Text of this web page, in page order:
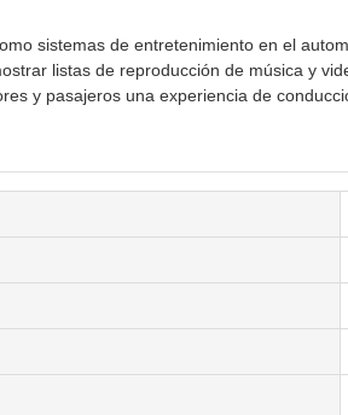
sistemas de entretenimiento en el
listas de reproducción de música y
y pasajeros una experiencia de